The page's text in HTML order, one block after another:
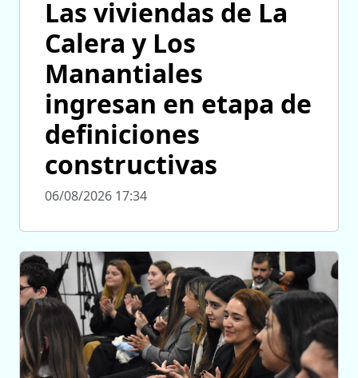
Las viviendas de La
Calera y Los
Manantiales
ingresan en etapa de
definiciones
constructivas
06/08/2026 17:34